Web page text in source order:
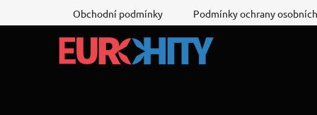
na
Obchodní podmínky Podmínky ochrany